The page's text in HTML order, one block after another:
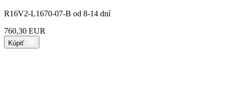
R16V2-L1670-07-B od 8-14 dní
760,30 EUR
Kúpiť